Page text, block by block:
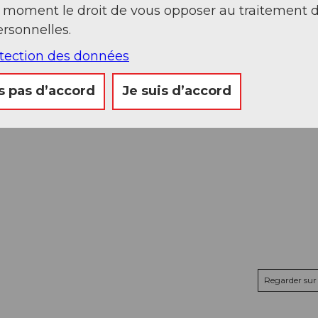
Lenzburg, Fünfweier. Vous y trouverez
Regarder
le droit de vous opposer au traitement
des données
pas d’accord Je suis d’accord